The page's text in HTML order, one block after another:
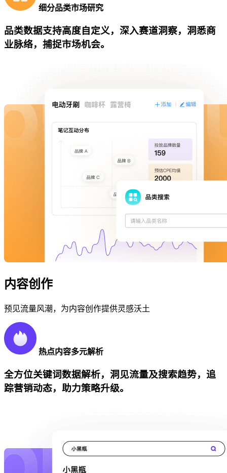
细分品类市场研究
品类数据支持高度自定义，深入赛道洞察，洞悉商
业脉络，捕捉市场机会。
内容创作
预见流量风潮，为内容创作提供灵感沃土
热点内容多元解析
全方位关键词数据解析，洞见流量及搜索趋势，追
踪营销动态，助力策略升级。